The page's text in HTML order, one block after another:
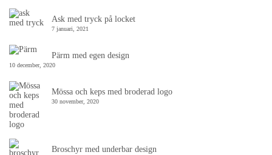
Ask med tryck på locket
7 januari, 2021
Pärm med egen design
10 december, 2020
Mössa och keps med broderad logo
30 november, 2020
Broschyr med underbar design